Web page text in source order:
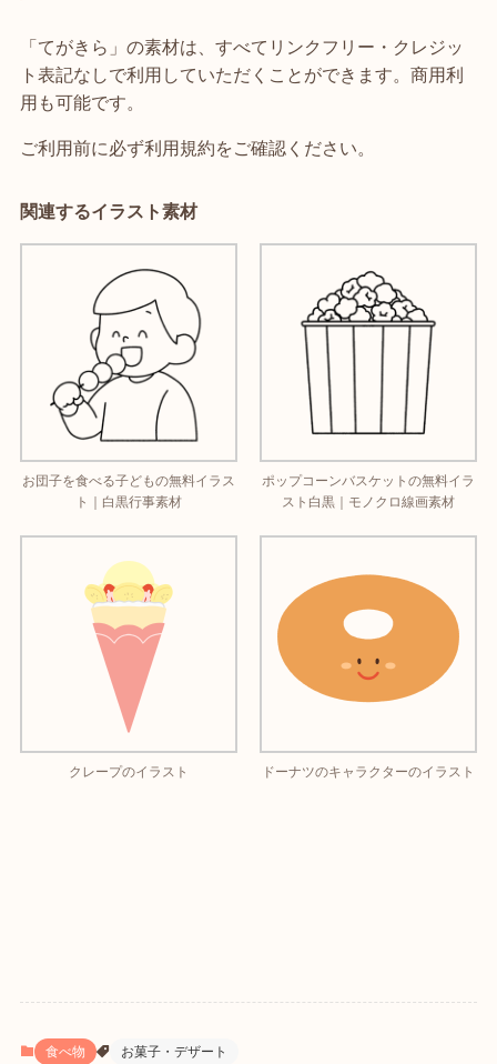
「てがきら」の素材は、すべてリンクフリー・クレジッ
ト表記なしで利用していただくことができます。商用利
用も可能です。
ご利用前に必ず利用規約をご確認ください。
関連するイラスト素材
お団子を食べる子どもの無料イラス
ト｜白黒行事素材
ポップコーンバスケットの無料イラ
スト白黒｜モノクロ線画素材
クレープのイラスト ドーナツのキャラクターのイラスト
食べ物 お菓子・デザート